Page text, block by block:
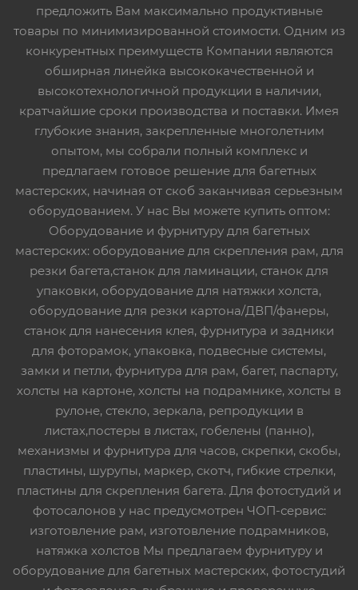
предложить Вам максимально продуктивные
товары по минимизированной стоимости. Одним из
конкурентных преимуществ Компании являются
обширная линейка высококачественной и
высокотехнологичной продукции в наличии,
кратчайшие сроки производства и поставки. Имея
глубокие знания, закрепленные многолетним
опытом, мы собрали полный комплекс и
предлагаем готовое решение для багетных
мастерских, начиная от скоб заканчивая серьезным
оборудованием. У нас Вы можете купить оптом:
Оборудование и фурнитуру для багетных
мастерских: оборудование для скрепления рам, для
резки багета,станок для ламинации, станок для
упаковки, оборудование для натяжки холста,
оборудование для резки картона/ДВП/фанеры,
станок для нанесения клея, фурнитура и задники
для фоторамок, упаковка, подвесные системы,
замки и петли, фурнитура для рам, багет, паспарту,
холсты на картоне, холсты на подрамнике, холсты в
рулоне, стекло, зеркала, репродукции в
листах,постеры в листах, гобелены (панно),
механизмы и фурнитура для часов, скрепки, скобы,
пластины, шурупы, маркер, скотч, гибкие стрелки,
пластины для скрепления багета. Для фотостудий и
фотосалонов у нас предусмотрен ЧОП-сервис:
изготовление рам, изготовление подрамников,
натяжка холстов Мы предлагаем фурнитуру и
оборудование для багетных мастерских, фотостудий